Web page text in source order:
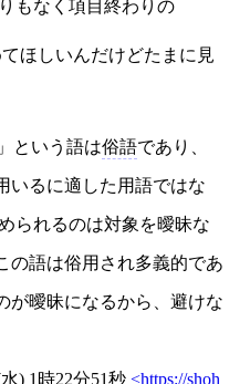
もなく項目終わりの
ほしいんだけどたまに見
」という語は俗語であり、
いるに適した用語ではな
られるのは対象を曖昧な
の語は俗用され多義的であ
が曖昧になるから、避けな
) 1時22分51秒 https://shoh